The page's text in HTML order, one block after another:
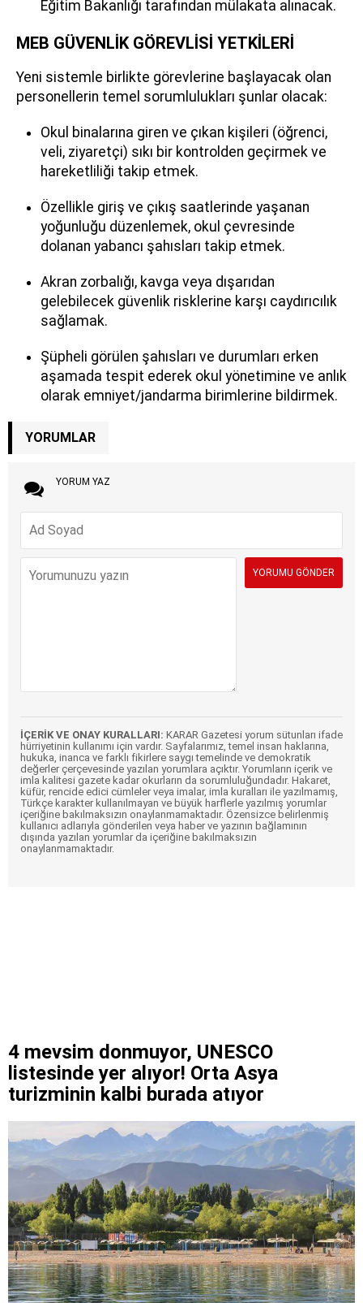
Eğitim Bakanlığı tarafından mülakata alınacak.
MEB GÜVENLİK GÖREVLİSİ YETKİLERİ
Yeni sistemle birlikte görevlerine başlayacak olan
personellerin temel sorumlulukları şunlar olacak:
Okul binalarına giren ve çıkan kişileri (öğrenci,
veli, ziyaretçi) sıkı bir kontrolden geçirmek ve
hareketliliği takip etmek.
Özellikle giriş ve çıkış saatlerinde yaşanan
yoğunluğu düzenlemek, okul çevresinde
dolanan yabancı şahısları takip etmek.
Akran zorbalığı, kavga veya dışarıdan
gelebilecek güvenlik risklerine karşı caydırıcılık
sağlamak.
Şüpheli görülen şahısları ve durumları erken
aşamada tespit ederek okul yönetimine ve anlık
olarak emniyet/jandarma birimlerine bildirmek.
YORUMLAR
YORUM YAZ
İÇERİK VE ONAY KURALLARI: KARAR Gazetesi yorum sütunları ifade
hürriyetinin kullanımı için vardır. Sayfalarımız, temel insan haklarına,
hukuka, inanca ve farklı fikirlere saygı temelinde ve demokratik
değerler çerçevesinde yazılan yorumlara açıktır. Yorumların içerik ve
imla kalitesi gazete kadar okurların da sorumluluğundadır. Hakaret,
küfür, rencide edici cümleler veya imalar, imla kuralları ile yazılmamış,
Türkçe karakter kullanılmayan ve büyük harflerle yazılmış yorumlar
içeriğine bakılmaksızın onaylanmamaktadır. Özensizce belirlenmiş
kullanıcı adlarıyla gönderilen veya haber ve yazının bağlamının
dışında yazılan yorumlar da içeriğine bakılmaksızın
onaylanmamaktadır.
4 mevsim donmuyor, UNESCO
listesinde yer alıyor! Orta Asya
turizminin kalbi burada atıyor